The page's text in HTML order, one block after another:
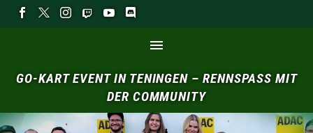
GO-KART EVENT IN TENINGEN – RENNSPASS
MIT
DER COMMUNITY